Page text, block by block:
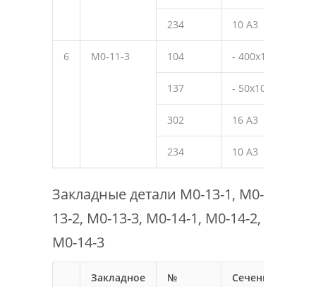
234 10 А3
6 М0-11-3 104 - 400х10
137 - 50х10
302 16 А3
234 10 А3
Закладные детали М0-13-1, М0-
13-2, М0-13-3, М0-14-1, М0-14-2,
М0-14-3
Закладное
№
Сечение